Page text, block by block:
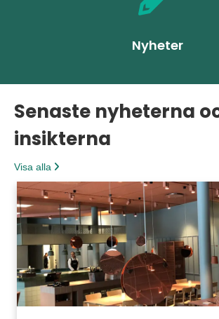
Nyheter
Senaste nyheterna
insikterna
Visa alla